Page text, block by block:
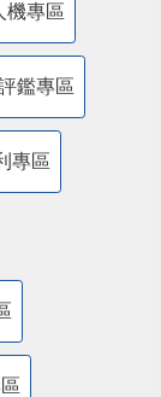
機專區
鑑專區
專區